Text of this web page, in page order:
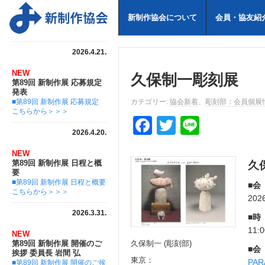
新制作協会について 会員・協友紹
2026.4.21.
NEW
第89回 新制作展 応募規定
発表
■第89回 新制作展 応募規定
こちらから＞＞＞
2026.4.20.
NEW
第89回 新制作展 日程と概
要
■第89回 新制作展 日程と概要
こちらから＞＞＞
2026.3.31.
NEW
第89回 新制作展 開催のご
挨拶 委員長 岩間 弘
■第89回 新制作展 開催のご挨
久保制一彫刻展
カテゴリー: 協会新着、 彫刻部：会員個展
F
c
e
b
o
o
T
tt
e
久保制一 (彫刻部)
東京：
久
■
■
■